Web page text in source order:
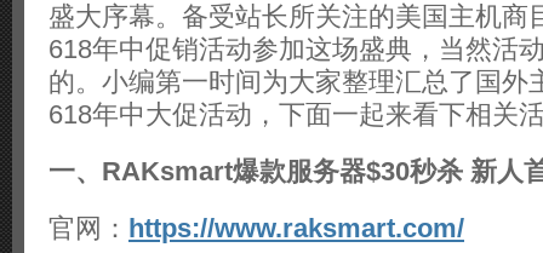
主
机/VPS/
服
务
器
年
动
来
袭
盛大序幕。备受站长所关注的美国主机商
618年中促销活动参加这场盛典，当然活
的。小编第一时间为大家整理汇总了国外
618年中大促活动，下面一起来看下相关
一、RAKsmart爆款服务器$30秒杀 新人
官网： https://www.raksmart.com/